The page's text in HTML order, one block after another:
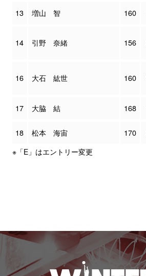
13 増山 智 160
14 引野 奈緒 156
16 大石 紘世 160
17 大脇 結 168
18 松本 海宙 170
※「E」はエントリー変更